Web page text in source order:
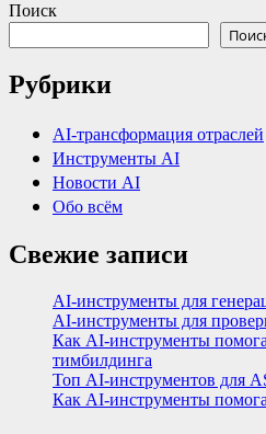
Поиск
Рубрики
AI-трансформация отраслей
Инструменты AI
Новости AI
Обо всём
Свежие записи
AI-инструменты для
AI-инструменты для
Как AI-инструменты
тимбилдинга
Топ AI-инструментов для
Как AI-инструменты